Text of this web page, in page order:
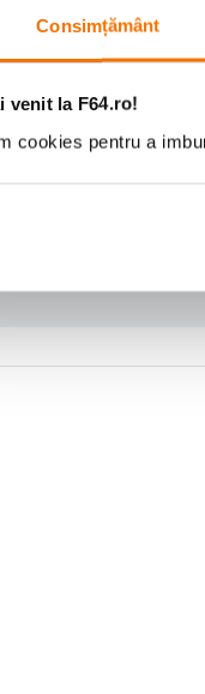
Consimțământ
venit la F64.ro!
cookies pentru a